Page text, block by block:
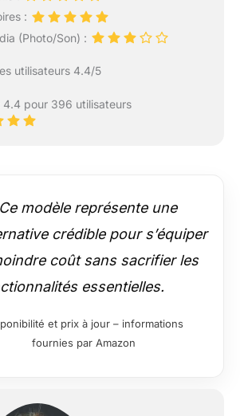
:
(Photo/Son) :
utilisateurs 4.4/5
4.4 pour 396 utilisateurs
Ce modèle représente une
crédible pour s’équiper
coût sans sacrifier les
essentielles.
et prix à jour – informations
fournies par Amazon